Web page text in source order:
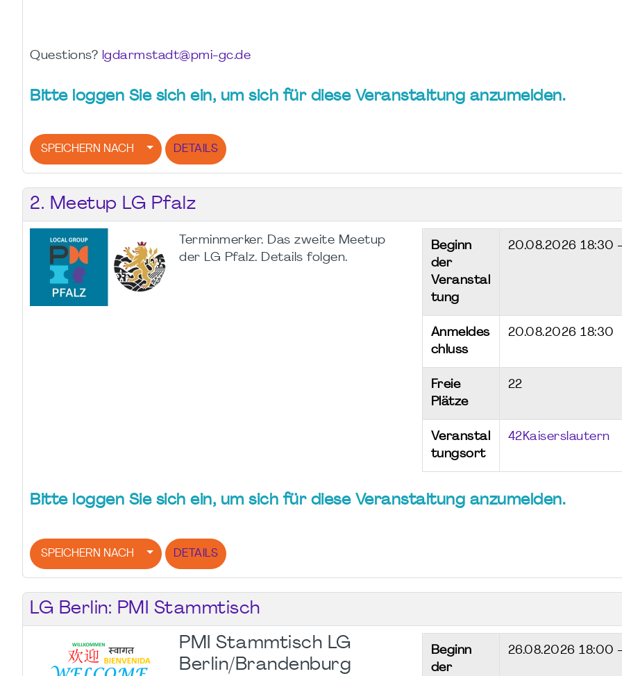
Questions? lgdarmstadt@pmi-gc.de
Bitte loggen Sie sich ein, um sich für diese Veranstaltung anzumelden.
SPEICHERN NACH DETAILS
2. Meetup LG Pfalz
Terminmerker. Das zweite Meetup
der LG Pfalz. Details folgen.
Beginn
der
Veranstal
tung
20.08.202618:30
Anmeldes
chluss
20.08.2026 18:30
Freie
Plätze
22
Veranstal
tungsort
42Kaiserslautern
Bitte loggen Sie sich ein, um sich für diese Veranstaltung anzumelden.
SPEICHERN NACH DETAILS
LG Berlin: PMI Stammtisch
PMI Stammtisch LG
Berlin/Brandenburg
Beginn
der
26.08.202618:00